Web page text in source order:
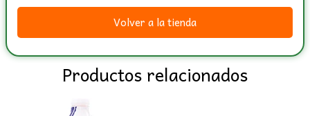
grs,
Alpina
Volver a la tienda
Productos relacionados